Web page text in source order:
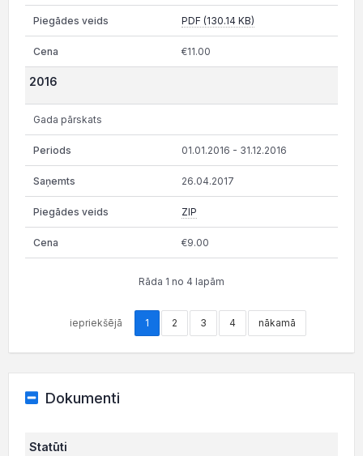
PDF (130.14 KB)
€11.00
2016
Gada pārskats
01.01.2016 - 31.12.2016
26.04.2017
ZIP
€9.00
Rāda 1 no 4 lapām
iepriekšējā 1 2 3 4 nākamā
Dokumenti
Statūti